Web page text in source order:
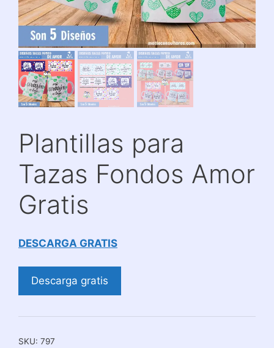
Plantillas para
Tazas Fondos Amor
Gratis
DESCARGA GRATIS
Descarga gratis
SKU: 797